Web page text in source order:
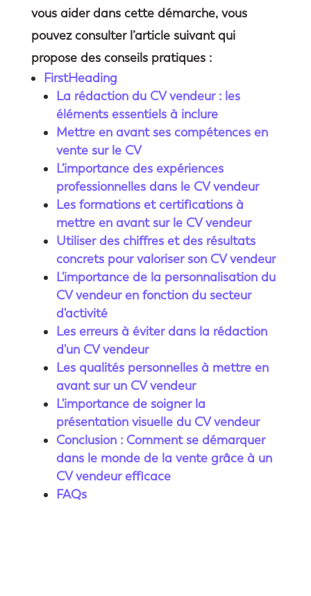
vous aider dans cette démarche, vous
pouvez consulter l’article suivant qui
propose des conseils pratiques :
FirstHeading
La rédaction du CV vendeur : les
éléments essentiels à inclure
Mettre en avant ses compétences en
vente sur le CV
L'importance des expériences
professionnelles dans le CV vendeur
Les formations et certifications à
mettre en avant sur le CV vendeur
Utiliser des chiffres et des résultats
concrets pour valoriser son CV vendeur
L'importance de la personnalisation du
CV vendeur en fonction du secteur
d'activité
Les erreurs à éviter dans la rédaction
d'un CV vendeur
Les qualités personnelles à mettre en
avant sur un CV vendeur
L'importance de soigner la
présentation visuelle du CV vendeur
Conclusion : Comment se démarquer
dans le monde de la vente grâce à un
CV vendeur efficace
FAQs